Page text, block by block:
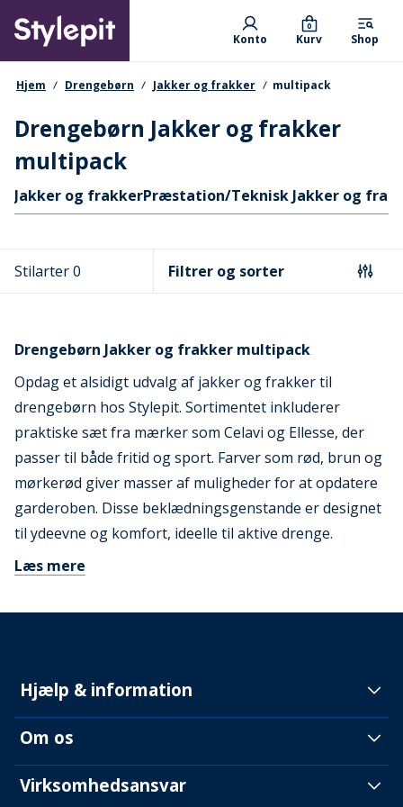
main
content
Primary departments
Konto Kurv
0
Shop
navigationssti
Hjem Drengebørn Jakker og frakker multipack
Drengebørn Jakker og frakker
multipack
Hurtige links
Jakker og frakkerPræstation/Teknisk Jakker og
Stilarter 0 Filtrer og sorter
Drengebørn Jakker og frakker multipack
Opdag et alsidigt udvalg af jakker og frakker til
drengebørn hos Stylepit. Sortimentet inkluderer
praktiske sæt fra mærker som Celavi og Ellesse, der
passer til både fritid og sport. Farver som rød, brun og
mørkerød giver masser af muligheder for at opdatere
garderoben. Disse beklædningsgenstande er designet
til ydeevne og komfort, ideelle til aktive drenge.
Læs mere
Hjælp & information
Om os
Virksomhedsansvar